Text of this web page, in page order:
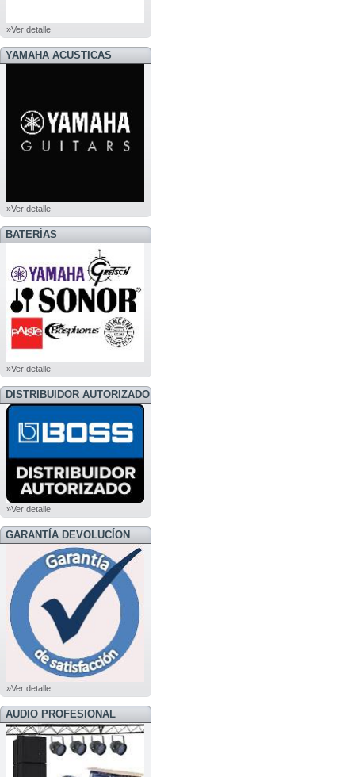
»Ver detalle
YAMAHA ACUSTICAS
»Ver detalle
BATERÍAS
»Ver detalle
DISTRIBUIDOR AUTORIZADO
BOSS
»Ver detalle
GARANTÍA DEVOLUCÍON
»Ver detalle
AUDIO PROFESIONAL